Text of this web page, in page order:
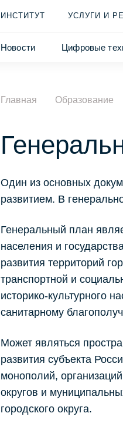
ИНСТИТУТ УСЛУГИ И
Новости Цифровые
Главная Образование
Один из основных
развитием. В
Генеральный план
населения и
развития территорий
транспортной и
историко-культурного
санитарному
Может являться
развития субъекта
монополий,
округов и
городского округа.